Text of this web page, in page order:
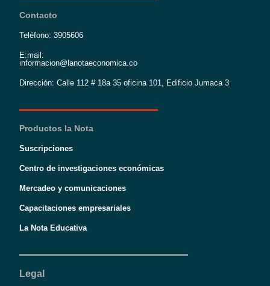
Contacto
Teléfono: 3905606
E:mail:
informacion@lanotaeconomica.co
Dirección: Calle 112 # 18a 35 oficina 101, Edificio Jumaca 3
Productos la Nota
Suscripciones
Centro de investigaciones económicas
Mercadeo y comunicaciones
Capacitaciones empresariales
La Nota Educativa
Legal